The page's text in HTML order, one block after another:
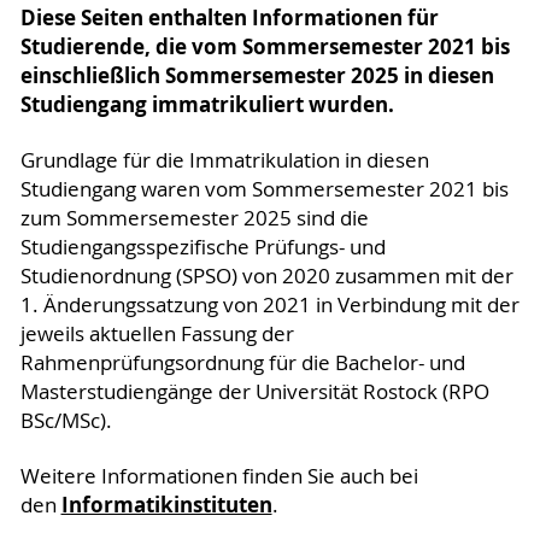
Diese Seiten enthalten Informationen für
Studierende, die vom Sommersemester 2021 bis
einschließlich Sommersemester 2025 in diesen
Studiengang immatrikuliert wurden.
Grundlage für die Immatrikulation in diesen
Studiengang waren vom Sommersemester 2021 bis
zum Sommersemester 2025 sind die
Studiengangsspezifische Prüfungs- und
Studienordnung (SPSO) von 2020 zusammen mit der
1. Änderungssatzung von 2021 in Verbindung mit der
jeweils aktuellen Fassung der
Rahmenprüfungsordnung für die Bachelor- und
Masterstudiengänge der Universität Rostock (RPO
BSc/MSc).
Weitere Informationen finden Sie auch bei
den Informatikinstituten.